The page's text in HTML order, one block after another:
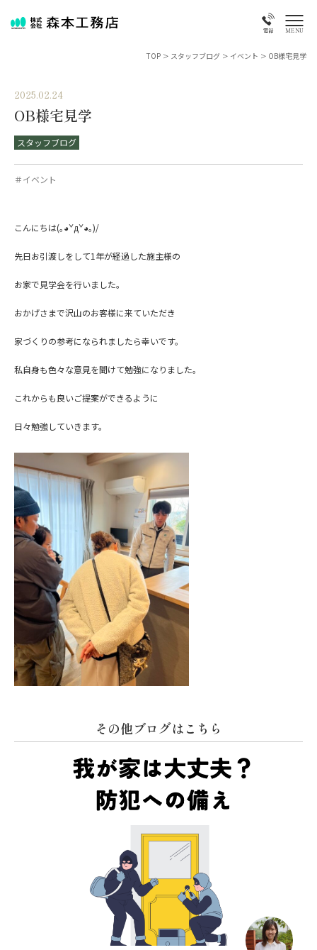
電話 MENU
TOP > スタッフブログ > イベント > OB様宅見学
2025.02.24
OB様宅見学
スタッフブログ
＃イベント
こんにちは(｡◕ˇдˇ​◕｡)/
先日お引渡しをして1年が経過した施主様の
お家で見学会を行いました。
おかげさまで沢山のお客様に来ていただき
家づくりの参考になられましたら幸いです。
私自身も色々な意見を聞けて勉強になりました。
これからも良いご提案ができるように
日々勉強していきます。
その他ブログはこちら